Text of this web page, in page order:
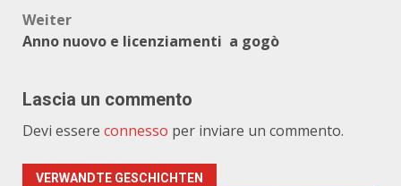
Weiter
Anno nuovo e licenziamenti a gogò
Lascia un commento
Devi essere connesso per inviare un commento.
VERWANDTE GESCHICHTEN